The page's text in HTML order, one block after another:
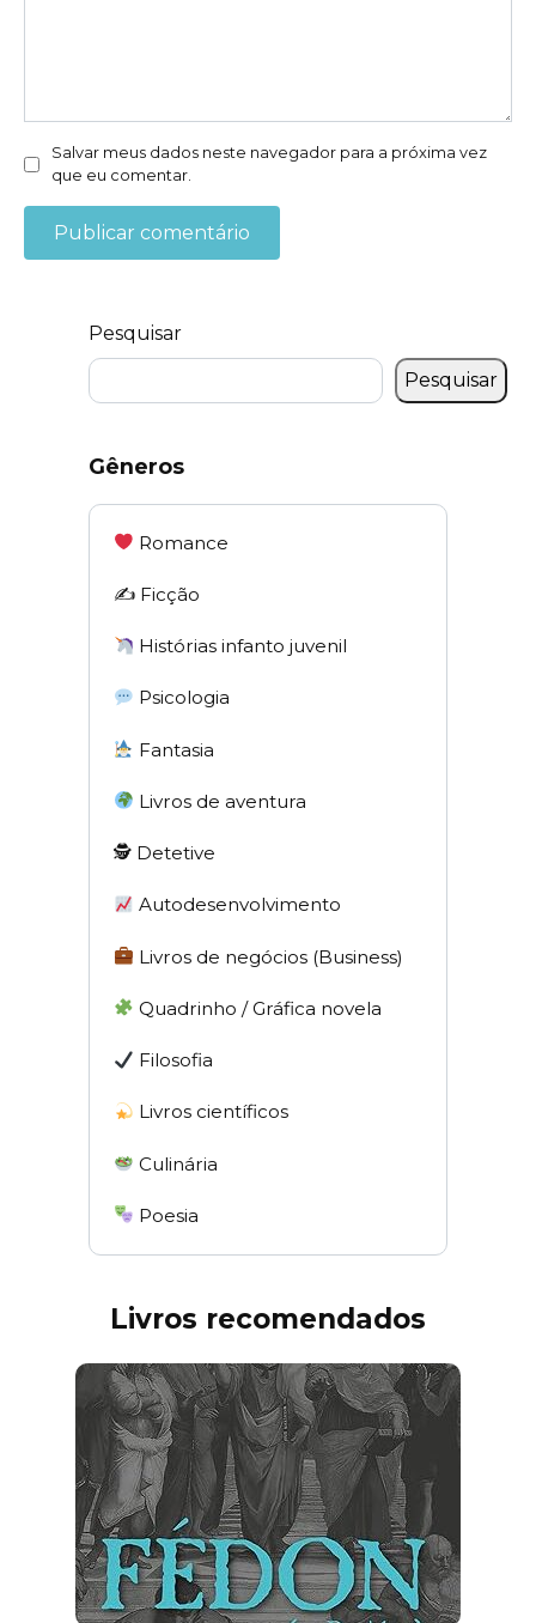
Salvar meus dados neste navegador para a próxima vez
que eu comentar.
Pesquisar
Pesquisar
Gêneros
Romance
✍️ Ficção
Histórias infanto juvenil
Psicologia
Fantasia
Livros de aventura
🕵 Detetive
Autodesenvolvimento
Livros de negócios (Business)
Quadrinho / Gráfica novela
Filosofia
Livros científicos
Culinária
Poesia
Livros recomendados